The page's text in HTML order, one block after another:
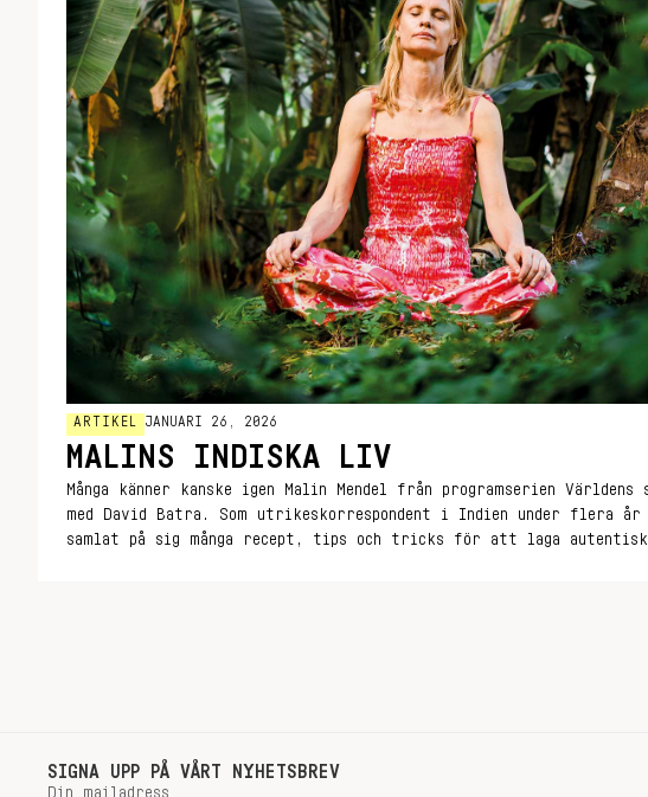
ARTIKEL JANUARI 26, 2026
MALINS INDISKA LIV
Många känner kanske igen Malin Mendel från programserien Världens
med David Batra. Som utrikeskorrespondent i Indien under flera år
samlat på sig många recept, tips och tricks för att laga
SIGNA UPP PÅ VÅRT NYHETSBREV